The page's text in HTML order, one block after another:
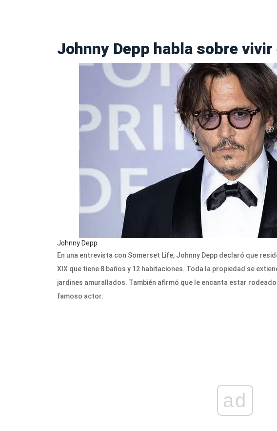
Johnny Depp habla sobre vivir
Johnny Depp
En una entrevista con Somerset Life, Johnny Depp declaró que
XIX que tiene 8 baños y 12 habitaciones. Toda la propiedad se
jardines amurallados. También afirmó que le encanta estar
famoso actor:
ad